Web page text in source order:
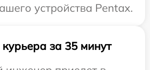
устройства Pentax.
за 35 минут